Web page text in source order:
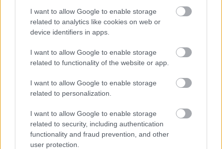
I want to allow Google to enable storage
related to analytics like cookies on web or
device identifiers in apps.
I want to allow Google to enable storage
related to functionality of the website or app.
I want to allow Google to enable storage
related to personalization.
I want to allow Google to enable storage
related to security, including authentication
functionality and fraud prevention, and other
user protection.